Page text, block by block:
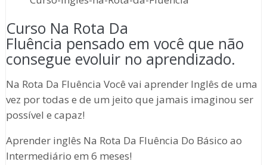
Curso Na Rota Da
Fluência pensado em você que não
consegue evoluir no aprendizado.
Na Rota Da Fluência Você vai aprender Inglês de uma
vez por todas e de um jeito que jamais imaginou ser
possível e capaz!
Aprender inglês Na Rota Da Fluência Do Básico ao
Intermediário em 6 meses!